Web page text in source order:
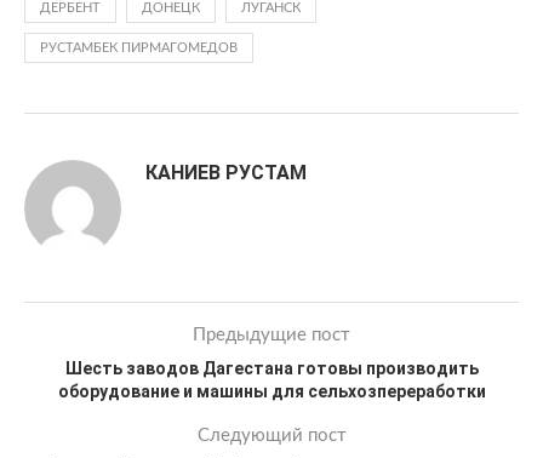
ДЕРБЕНТ ДОНЕЦК ЛУГАНСК
РУСТАМБЕК ПИРМАГОМЕДОВ
КАНИЕВ РУСТАМ
Предыдущие пост
Шесть заводов Дагестана готовы производить
оборудование и машины для сельхозпереработки
Следующий пост